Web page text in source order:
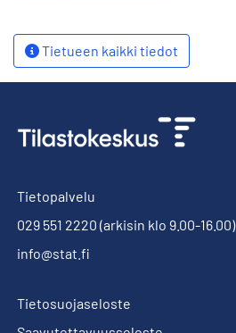
Tietueen kaikki tiedot
Tietopalvelu
029 551 2220 (arkisin klo 9.00-16.00)
info@stat.fi
Tietosuojaseloste